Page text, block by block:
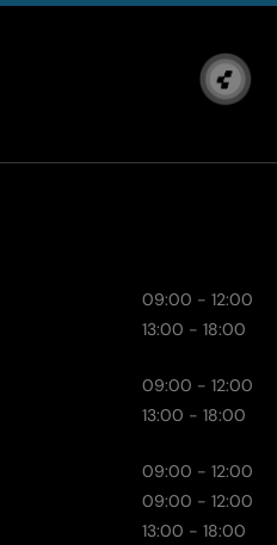
09:00 - 12:00
13:00 - 18:00
09:00 - 12:00
13:00 - 18:00
09:00 - 12:00
09:00 - 12:00
13:00 - 18:00